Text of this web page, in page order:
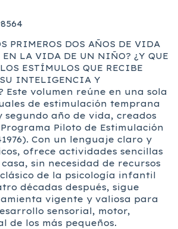
PRIMEROS DOS AÑOS DE VIDA
EN LA VIDA DE UN NIÑO? ¿Y QUE
ESTÍMULOS QUE RECIBE
SU INTELIGENCIA Y
Este volumen reúne en una sola
de estimulación temprana
año de vida, creados
Piloto de Estimulación
Con un lenguaje claro y
ofrece actividades sencillas
sin necesidad de recursos
clásico de la psicología infantil
décadas después, sigue
vigente y valiosa para
sensorial, motor,
de los más pequeños.